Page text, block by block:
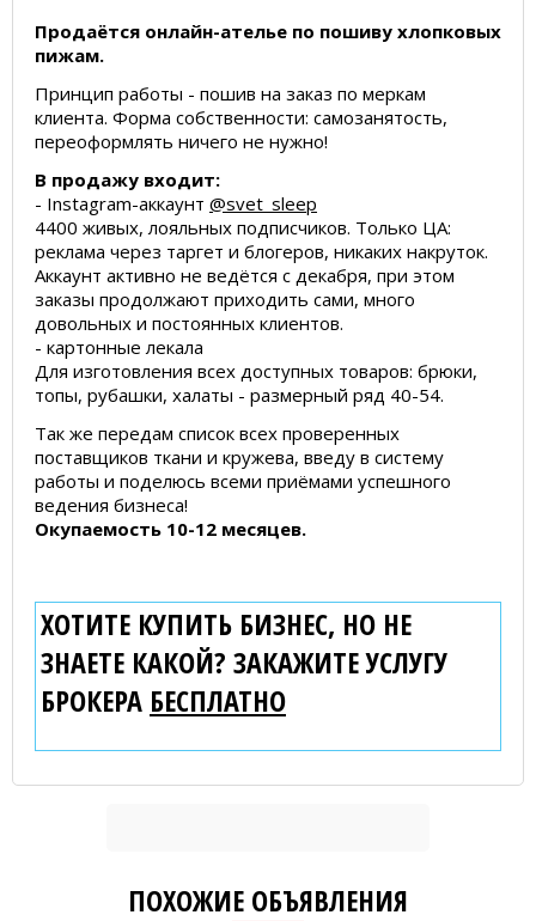
Продаётся онлайн-ателье по пошиву хлопковых
пижам.
Принцип работы - пошив на заказ по меркам
клиента. Форма собственности: самозанятость,
переоформлять ничего не нужно!
В продажу входит:
- Instagram-аккаунт @svet_sleep
4400 живых, лояльных подписчиков. Только ЦА:
реклама через таргет и блогеров, никаких накруток.
Аккаунт активно не ведётся с декабря, при этом
заказы продолжают приходить сами, много
довольных и постоянных клиентов.
- картонные лекала
Для изготовления всех доступных товаров: брюки,
топы, рубашки, халаты - размерный ряд 40-54.
Так же передам список всех проверенных
поставщиков ткани и кружева, введу в систему
работы и поделюсь всеми приёмами успешного
ведения бизнеса!
Окупаемость 10-12 месяцев.
ХОТИТЕ КУПИТЬ БИЗНЕС, НО НЕ
ЗНАЕТЕ КАКОЙ? ЗАКАЖИТЕ УСЛУГУ
БРОКЕРА БЕСПЛАТНО
ПОХОЖИЕ ОБЪЯВЛЕНИЯ